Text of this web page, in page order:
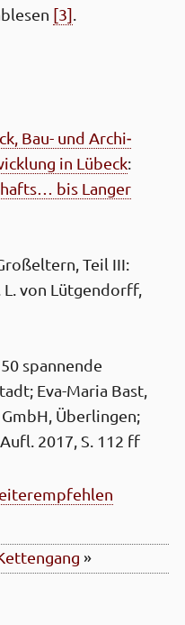
[3].
Bau- und Archi­
in Lübeck:
bis Langer
Teil III:
L. von Lütgen­dorff,
spannende
Eva-Maria Bast,
Überlingen;
2017, S. 112 ff
»